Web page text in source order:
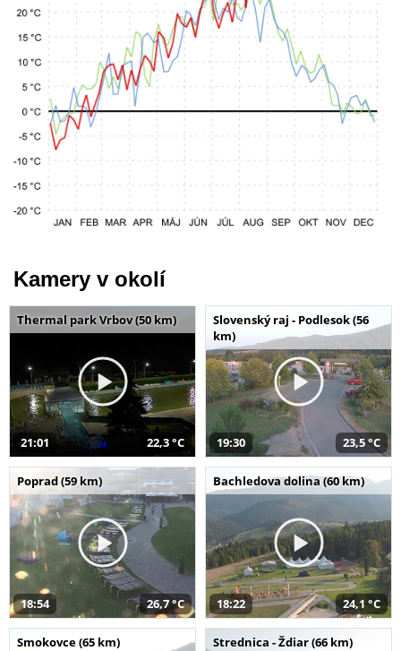
Kamery v okolí
Thermal park Vrbov (50 km)
21:01 22,3 °C
Slovenský raj - Podlesok (56
km)
19:30 23,5 °C
Poprad (59 km)
18:54 26,7 °C
Bachledova dolina (60 km)
18:22 24,1 °C
Smokovce (65 km) Strednica - Ždiar (66 km)